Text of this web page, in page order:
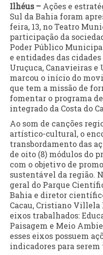
Ilhéus – Ações e
Sul da Bahia foram
feira, 13, no Teatro
participação da
Poder Público
e entidades das
Uruçuca, Canavieiras e
marcou o início do
que tem a missão de
fomentar o programa
integrado da Costa do
Ao som de canções
artístico-cultural, o
transbordamento das
de oito (8) módulos do
com o objetivo de
sustentável da região.
geral do Parque
Bahia e diretor
Cacau, Cristiano Villela
eixos trabalhados:
Paisagem e Meio
esses eixos possuem
indicadores para serem